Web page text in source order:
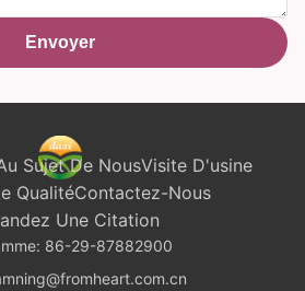
Envoyer
Sujet De NousVisite D'usine
QualitéContactez-Nous
Une Citation
86-29-87882900